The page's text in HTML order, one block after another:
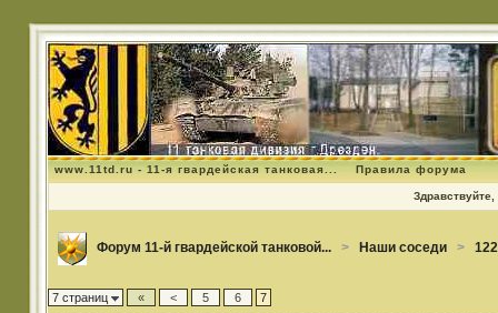
www.11td.ru - 11-я гвардейская танковая... Правила форума
Здравствуйте,
Форум 11-й гвардейской танковой... > Наши соседи >
7 страниц « < 5 6 7